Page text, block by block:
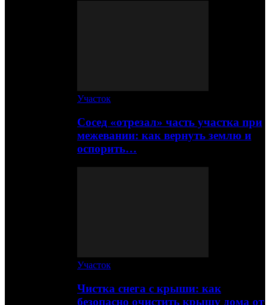
Участок
Сосед «отрезал» часть участка при
межевании: как вернуть землю и
оспорить…
Участок
Чистка снега с крыши: как
безопасно очистить крышу дома от